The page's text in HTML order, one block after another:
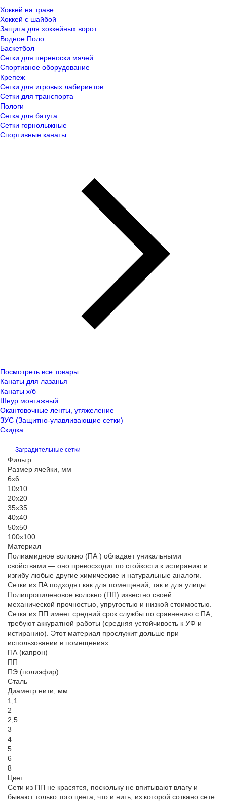
Хоккей на траве
Хоккей с шайбой
Защита для хоккейных ворот
Водное Поло
Баскетбол
Сетки для переноски мячей
Спортивное оборудование
Крепеж
Сетки для игровых лабиринтов
Сетки для транспорта
Пологи
Сетка для батута
Сетки горнолыжные
Спортивные канаты
Посмотреть все товары
Канаты для лазанья
Канаты х/б
Шнур монтажный
Окантовочные ленты, утяжеление
ЗУС (Защитно-улавливающие сетки)
Скидка
Заградительные сетки
Фильтр
Размер ячейки, мм
6х6
10х10
20х20
35х35
40х40
50х50
100х100
Материал
Полиамидное волокно (ПА ) обладает уникальными
свойствами — оно превосходит по стойкости к истиранию и
изгибу любые другие химические и натуральные аналоги.
Сетки из ПА подходят как для помещений, так и для улицы.
Полипропиленовое волокно (ПП) известно своей
механической прочностью, упругостью и низкой стоимостью.
Сетка из ПП имеет средний срок службы по сравнению с ПА,
требуют аккуратной работы (средняя устойчивость к УФ и
истиранию). Этот материал прослужит дольше при
использовании в помещениях.
ПА (капрон)
ПП
ПЭ (полиэфир)
Сталь
Диаметр нити, мм
1,1
2
2,5
3
4
5
6
8
Цвет
Сети из ПП не красятся, поскольку не впитывают влагу и
бывают только того цвета, что и нить, из которой соткано сете